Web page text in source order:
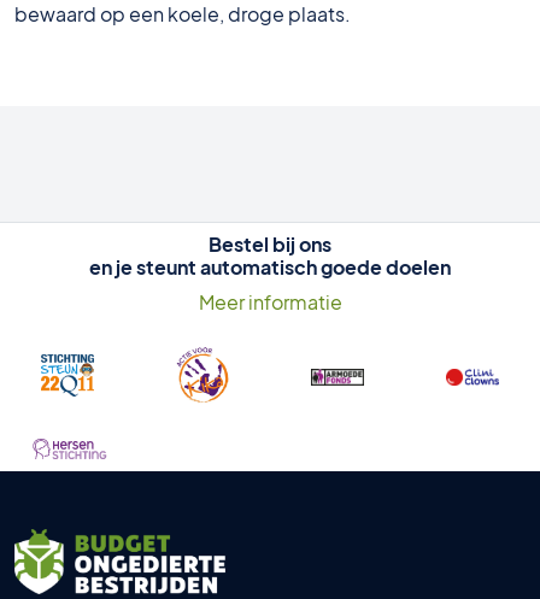
bewaard op een koele, droge plaats.
Bestel bij ons
en je steunt automatisch goede doelen
Meer informatie